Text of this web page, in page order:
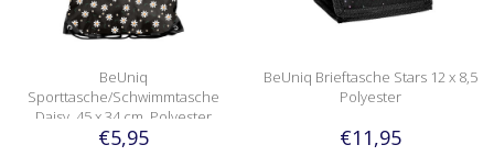
BeUniq
Sporttasche/Schwimmtasche
Daisy, 45 x 34 cm, Polyester
€5,95
BeUniq Brieftasche Stars 12 x 8,5
Polyester
€11,95